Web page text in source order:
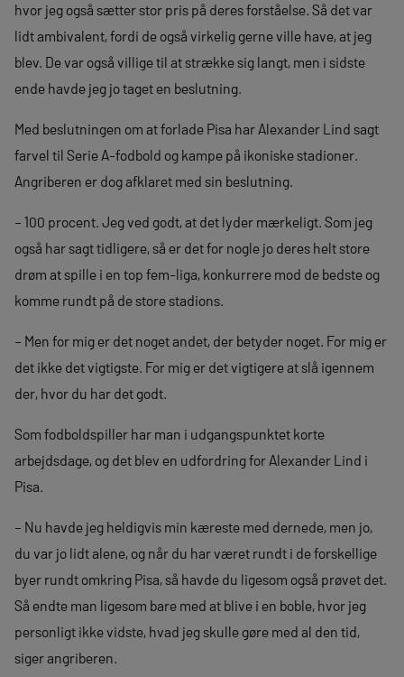
hvor jeg også sætter stor pris på deres forståelse. Så det var
lidt ambivalent, fordi de også virkelig gerne ville have, at jeg
blev. De var også villige til at strække sig langt, men i sidste
ende havde jeg jo taget en beslutning.
Med beslutningen om at forlade Pisa har Alexander Lind sagt
farvel til Serie A-fodbold og kampe på ikoniske stadioner.
Angriberen er dog afklaret med sin beslutning.
– 100 procent. Jeg ved godt, at det lyder mærkeligt. Som jeg
også har sagt tidligere, så er det for nogle jo deres helt store
drøm at spille i en top fem-liga, konkurrere mod de bedste og
komme rundt på de store stadions.
– Men for mig er det noget andet, der betyder noget. For mig er
det ikke det vigtigste. For mig er det vigtigere at slå igennem
der, hvor du har det godt.
Som fodboldspiller har man i udgangspunktet korte
arbejdsdage, og det blev en udfordring for Alexander Lind i
Pisa.
– Nu havde jeg heldigvis min kæreste med dernede, men jo,
du var jo lidt alene, og når du har været rundt i de forskellige
byer rundt omkring Pisa, så havde du ligesom også prøvet det.
Så endte man ligesom bare med at blive i en boble, hvor jeg
personligt ikke vidste, hvad jeg skulle gøre med al den tid,
siger angriberen.